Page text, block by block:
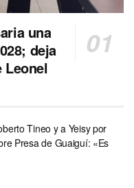
una
deja
Leonel
Tineo y a Yeisy por
Presa de Guaiguí: «Es